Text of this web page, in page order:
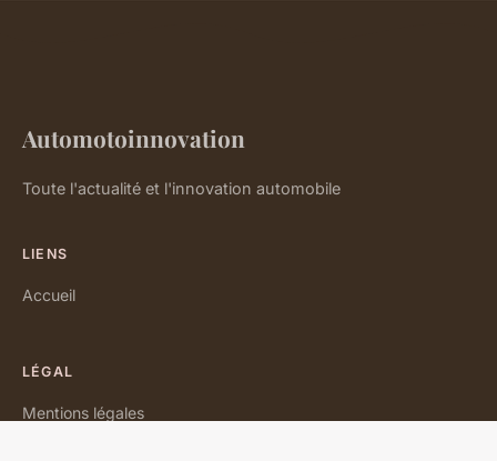
Automotoinnovation
Toute l'actualité et l'innovation automobile
LIENS
Accueil
LÉGAL
Mentions légales